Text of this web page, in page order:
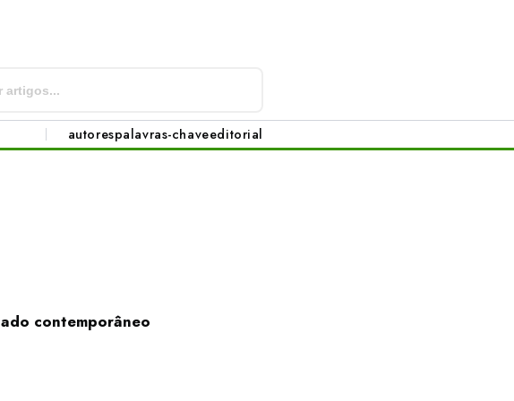
autorespalavras-chaveeditorial
contemporâneo